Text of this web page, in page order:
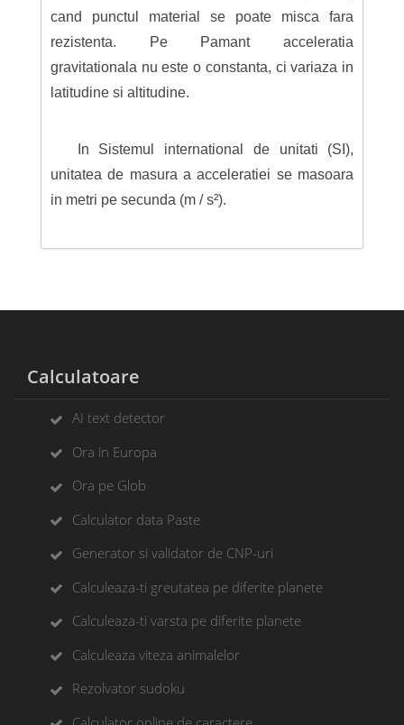
cand punctul material se poate misca fara
rezistenta. Pe Pamant acceleratia
gravitationala nu este o constanta, ci variaza in
latitudine si altitudine.
In Sistemul international de unitati (SI),
unitatea de masura a acceleratiei se masoara
in metri pe secunda (m / s²).
Calculatoare
AI text detector
Ora in Europa
Ora pe Glob
Calculator data Paste
Generator si validator de CNP-uri
Calculeaza-ti greutatea pe diferite planete
Calculeaza-ti varsta pe diferite planete
Calculeaza viteza animalelor
Rezolvator sudoku